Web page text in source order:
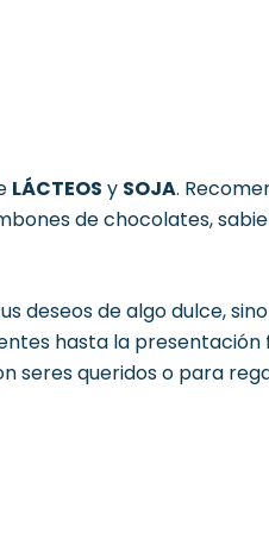
LÁCTEOS y SOJA.
de chocolates,
deseos de algo dulce,
hasta la
queridos o para